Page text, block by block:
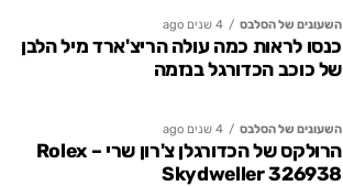
השעונים של הסלבס 4 שנים ago
כנסו לראות כמה עולה הריצ'ארד מיל הלבן
של כוכב הכדורגל בנזמה
השעונים של הסלבס 4 שנים ago
הרולקס של הכדורגלן צ'רון שרי – Rolex
Skydweller 326938